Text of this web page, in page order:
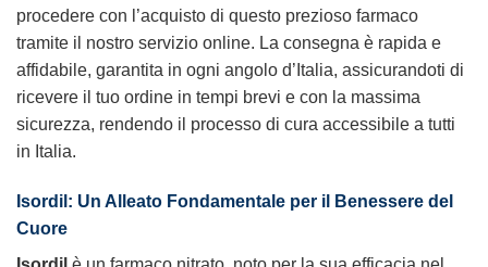
procedere con l’acquisto di questo prezioso farmaco
tramite il nostro servizio online. La consegna è rapida e
affidabile, garantita in ogni angolo d’Italia, assicurandoti di
ricevere il tuo ordine in tempi brevi e con la massima
sicurezza, rendendo il processo di cura accessibile a tutti
in Italia.
Isordil: Un Alleato Fondamentale per il Benessere del
Cuore